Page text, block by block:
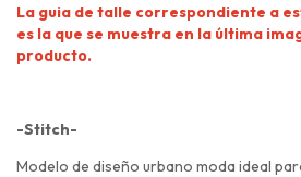
La guia de talle correspondiente a
es la que se muestra en la última
producto.
-Stitch-
Modelo de diseño urbano moda ideal